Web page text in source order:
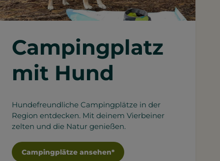
Campingplatz
mit Hund
Hundefreundliche Campingplätze in der
Region entdecken. Mit deinem Vierbeiner
zelten und die Natur genießen.
Campingplätze ansehen*